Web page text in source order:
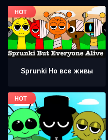
Sprunki Но все живы